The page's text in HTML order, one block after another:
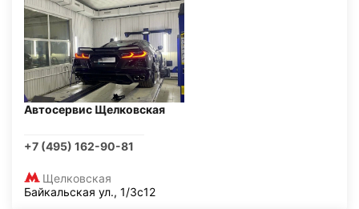
Автосервис Щелковская
+7 (495) 162-90-81
Щелковская
Байкальская ул., 1/3с12